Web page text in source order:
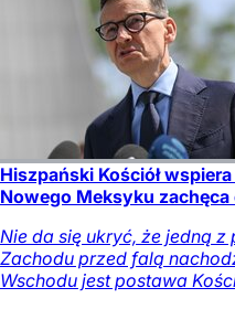
Hiszpański Kościół
Nowego Meksyku
Nie da się ukryć, że jedną
Zachodu przed falą
Wschodu jest postawa